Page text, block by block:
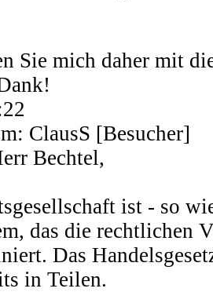
Sie mich daher mit
ClausS [Besucher]
Bechtel,
ist - so
das die rechtlichen
Das
in Teilen.